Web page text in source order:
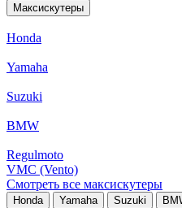
Максискутеры
Honda
Yamaha
Suzuki
BMW
Regulmoto
VMC (Vento)
Смотреть все максискутеры
Honda Yamaha Suzuki